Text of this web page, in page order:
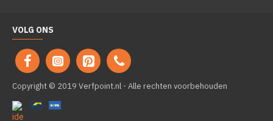
VOLG ONS
Copyright © 2019 Verfpoint.nl - Alle rechten voorbehouden